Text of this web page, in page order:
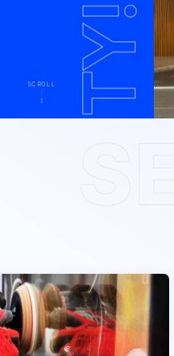
SCROLL